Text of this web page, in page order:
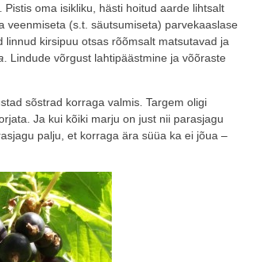
oma isikliku, hästi hoitud aarde lihtsalt
veenmiseta (s.t. säutsumiseta) parvekaaslase
kirsipuu otsas rõõmsalt matsutavad ja
. Lindude võrgust lahtipäästmine ja võõraste
sõstrad korraga valmis. Targem oligi
Ja kui kõiki marju on just nii parasjagu
palju, et korraga ära süüa ka ei jõua –